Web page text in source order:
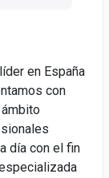
en España
con
día con el fin